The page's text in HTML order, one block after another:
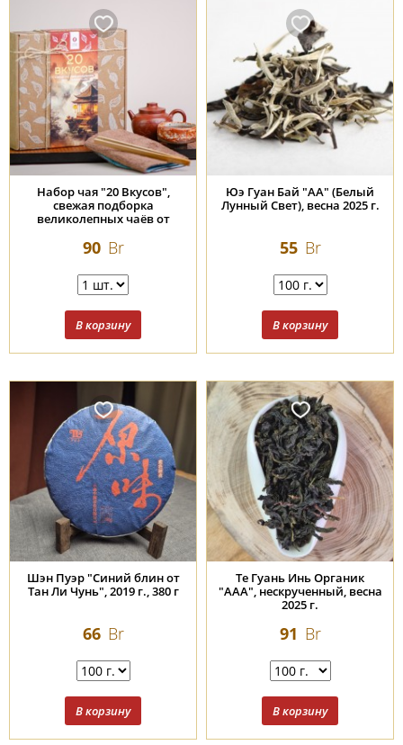
Набор чая "20 Вкусов",
свежая подборка
великолепных чаёв от
90 Br
Юэ Гуан Бай "АА" (Белый
Лунный Свет), весна 2025 г.
55 Br
Шэн Пуэр "Синий блин от
Тан Ли Чунь", 2019 г., 380 г
66 Br
Те Гуань Инь Органик
"ААА", нескрученный, весна
2025 г.
91 Br